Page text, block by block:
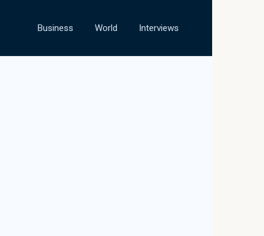
Business World Interviews